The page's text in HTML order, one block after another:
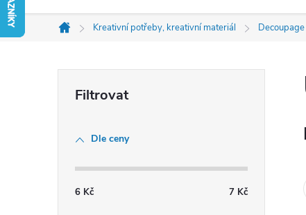
Domů
Kreativní potřeby, kreativní materiál
Dle ceny
6 Kč 7 Kč